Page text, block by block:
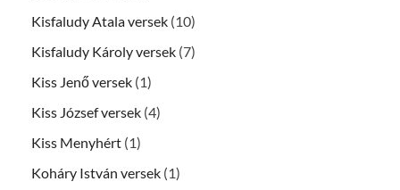
Kisfaludy Atala versek (10)
Kisfaludy Károly versek (7)
Kiss Jenő versek (1)
Kiss József versek (4)
Kiss Menyhért (1)
Koháry István versek (1)